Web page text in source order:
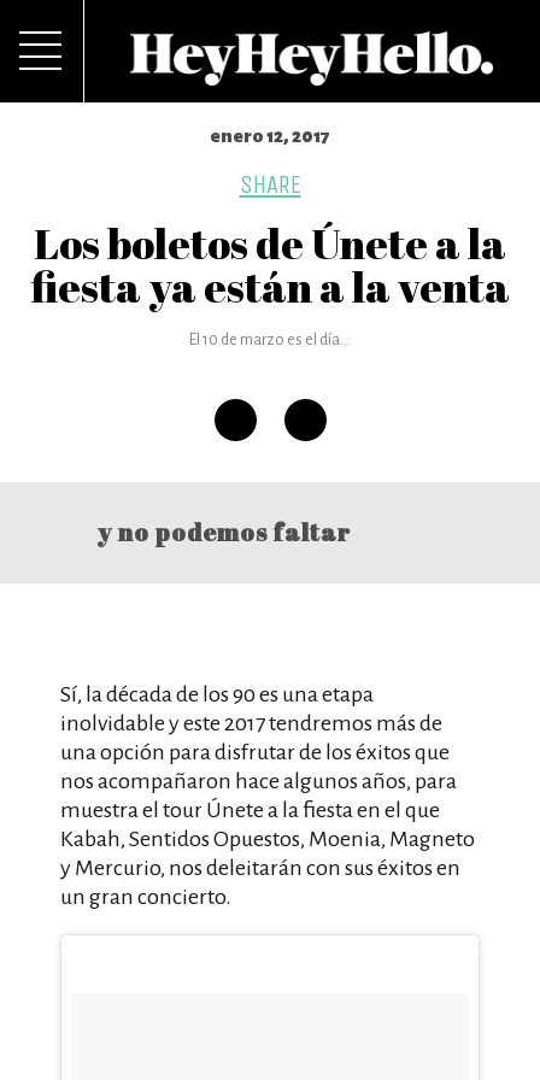
enero 12, 2017
SHARE
Los boletos de Únete a la
fiesta ya están a la venta
El 10 de marzo es el día...
y no podemos faltar
Sí, la década de los 90 es una etapa
inolvidable y este 2017 tendremos más de
una opción para disfrutar de los éxitos que
nos acompañaron hace algunos años, para
muestra el tour Únete a la fiesta en el que
Kabah, Sentidos Opuestos, Moenia, Magneto
y Mercurio, nos deleitarán con sus éxitos en
un gran concierto.